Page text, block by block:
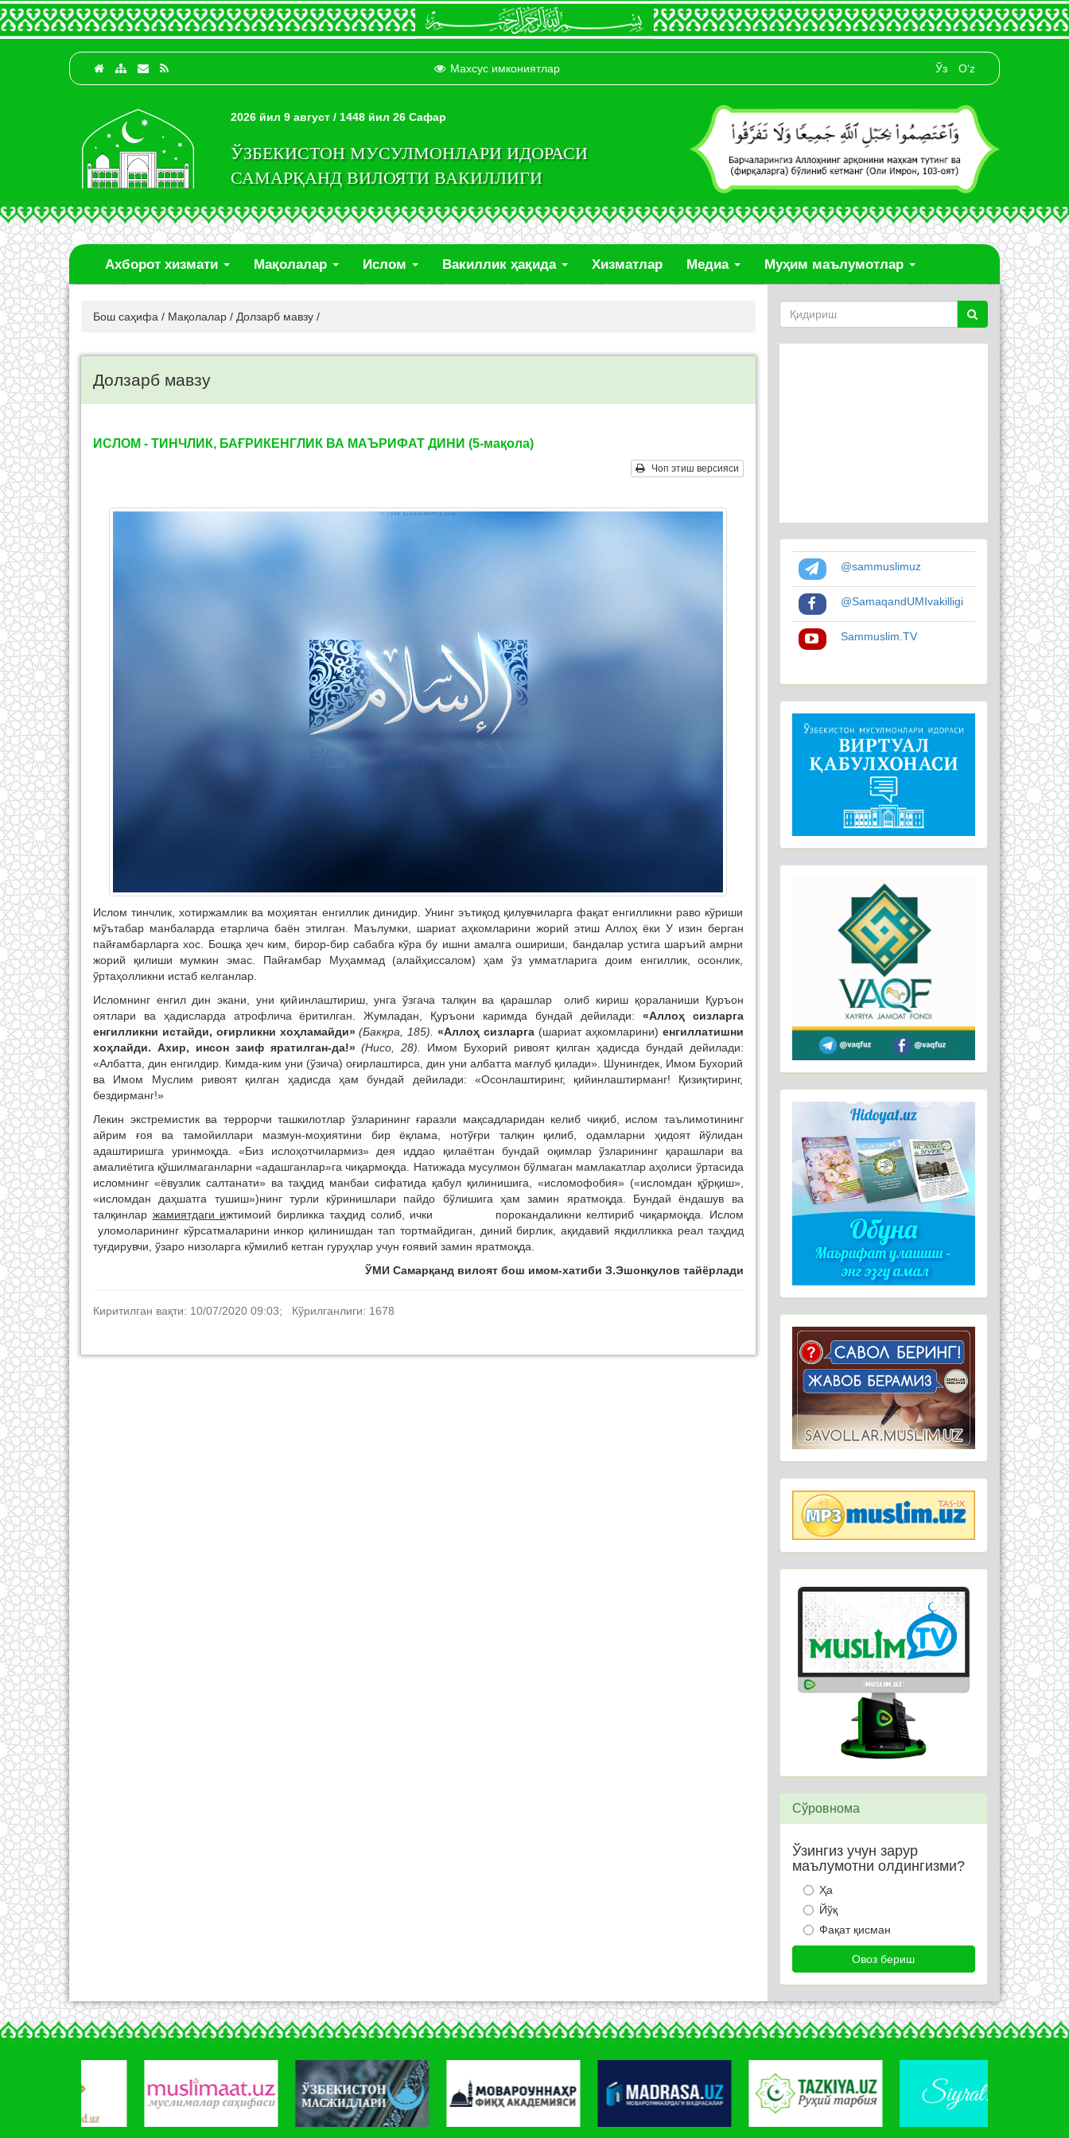
Махсус имкониятлар Ўз O‘z
2026 йил 9 август / 1448 йил 26 Сафар
ЎЗБЕКИСТОН МУСУЛМОНЛАРИ ИДОРАСИ
САМАРҚАНД ВИЛОЯТИ ВАКИЛЛИГИ
Ахборот хизмати Мақолалар Ислом Вакиллик ҳақида Хизматлар Медиа Муҳим маълумотлар
Бош саҳифа / Мақолалар / Долзарб мавзу /
Долзарб мавзу
ИСЛОМ - ТИНЧЛИК, БАҒРИКЕНГЛИК ВА МАЪРИФАТ ДИНИ (5-мақола)
Чоп этиш версияси
Ислом тинчлик, хотиржамлик ва моҳиятан енгиллик динидир. Унинг эътиқод қилувчиларга фақат енгилликни раво кўриши
мўътабар манбаларда етарлича баён этилган. Маълумки, шариат аҳкомларини жорий этиш Аллоҳ ёки У изин берган
пайғамбарларга хос. Бошқа ҳеч ким, бирор-бир сабабга кўра бу ишни амалга ошириши, бандалар устига шаръий амрни
жорий қилиши мумкин эмас. Пайғамбар Муҳаммад (алайҳиссалом) ҳам ўз умматларига доим енгиллик, осонлик,
ўртаҳолликни истаб келганлар.
Исломнинг енгил дин экани, уни қийинлаштириш, унга ўзгача талқин ва қарашлар олиб кириш қораланиши Қуръон
оятлари ва ҳадисларда атрофлича ёритилган. Жумладан, Қуръони каримда бундай дейилади: «Аллоҳ сизларга
енгилликни истайди, оғирликни хоҳламайди»(Бакқра, 185). «Аллоҳ сизларга (шариат аҳкомларини) енгиллатишни
хоҳлайди. Ахир, инсон заиф яратилган-да!»(Нисо, 28).
Имом Бухорий ривоят қилган ҳадисда бундай дейилади:
«Албатта, дин енгилдир. Кимда-ким уни (ўзича) оғирлаштирса, дин уни албатта мағлуб қилади». Шунингдек, Имом Бухорий
ва Имом Муслим ривоят қилган ҳадисда ҳам бундай дейилади: «Осонлаштиринг, қийинлаштирманг! Қизиқтиринг,
бездирманг!»
Лекин экстремистик ва террорчи ташкилотлар ўзларининг ғаразли мақсадларидан келиб чиқиб, ислом таълимотининг
айрим ғоя ва тамойиллари мазмун-моҳиятини бир ёқлама, нотўғри талқин қилиб, одамларни ҳидоят йўлидан
адаштиришга уринмоқда. «Биз ислоҳотчилармиз» дея иддао қилаётган бундай оқимлар ўзларининг қарашлари ва
амалиётига қўшилмаганларни «адашганлар»га чиқармоқда. Натижада мусулмон бўлмаган мамлакатлар аҳолиси ўртасида
исломнинг «ёвузлик салтанати» ва таҳдид манбаи сифатида қабул қилинишига, «исломофобия» («исломдан қўрқиш»,
«исломдан даҳшатга тушиш»)нинг турли кўринишлари пайдо бўлишига ҳам замин яратмоқда. Бундай ёндашув ва
талқинлар жамиятдаги ижтимоий бирликка таҳдид солиб, ички порокандаликни келтириб чиқармоқда. Ислом
уломоларининг кўрсатмаларини инкор қилинишдан тап тортмайдиган, диний бирлик, ақидавий якдилликка реал таҳдид
туғдирувчи, ўзаро низоларга кўмилиб кетган гуруҳлар учун ғоявий замин яратмоқда.
ЎМИ Самарқанд вилоят бош имом-хатиби З.Эшонқулов тайёрлади
Киритилган вақти: 10/07/2020 09:03; Кўрилганлиги: 1678
@sammuslimuz
@SamaqandUMIvakilligi
Sammuslim.TV
Сўровнома
Ўзингиз учун зарур
маълумотни олдингизми?
Ҳа
Йўқ
Фақат қисман